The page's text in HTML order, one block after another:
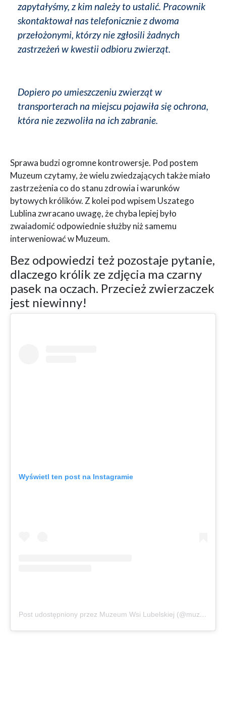
zapytałyśmy, z kim należy to ustalić. Pracownik
skontaktował nas telefonicznie z dwoma
przełożonymi, którzy nie zgłosili żadnych
zastrzeżeń w kwestii odbioru zwierząt.
Dopiero po umieszczeniu zwierząt w
transporterach na miejscu pojawiła się ochrona,
która nie zezwoliła na ich zabranie.
Sprawa budzi ogromne kontrowersje. Pod postem
Muzeum czytamy, że wielu zwiedzających także miało
zastrzeżenia co do stanu zdrowia i warunków
bytowych królików. Z kolei pod wpisem Uszatego
Lublina zwracano uwagę, że chyba lepiej było
zwaiadomić odpowiednie służby niż samemu
interweniować w Muzeum.
Bez odpowiedzi też pozostaje pytanie,
dlaczego królik ze zdjęcia ma czarny
pasek na oczach. Przecież zwierzaczek
jest niewinny!
Wyświetl ten post na Instagramie
Post udostępniony przez Muzeum Wsi Lubelskiej (@muzeum_wsi_lubelskiej)